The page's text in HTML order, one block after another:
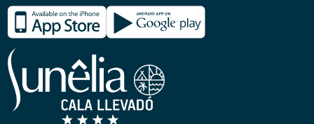
Anglais
Espagnol
Allemand
Italien
Néerlandais